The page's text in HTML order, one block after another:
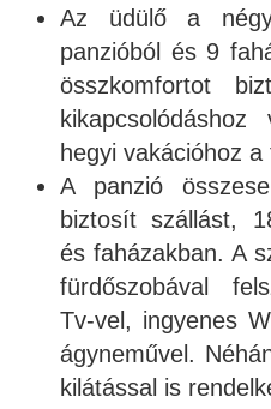
Az üdülő a négy
panzióból és 9
összkomfortot
hegyi vakációhoz
A panzió
biztosít szállást,
és faházakban. A
fürdőszobával
Tv-vel, ingyenes
ágyneművel.
kilátással is